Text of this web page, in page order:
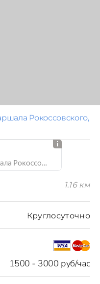
1500 - 3000 руб/час
Круглосуточно
Рокоссовского,
Москва, бульвар Маршала Рокоссовского, 5с2
1.16 км